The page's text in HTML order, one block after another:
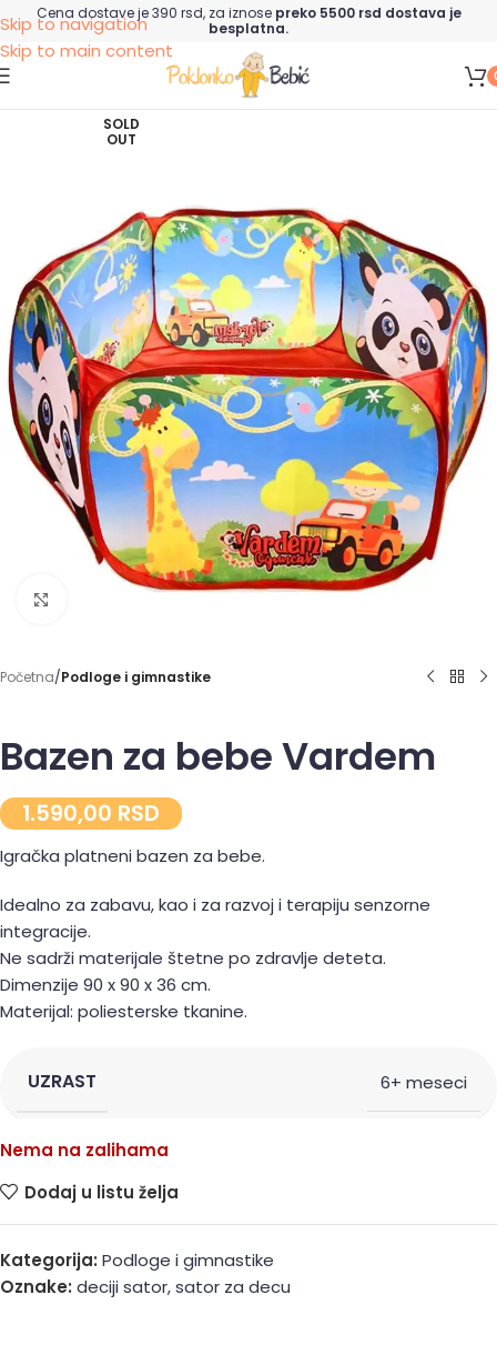
Skip to navigation
Skip to main content
Cena dostave je 390 rsd, za iznose preko 5500 rsd dostava je
besplatna.
SOLD
OUT
Click to enlarge
Početna Podloge i gimnastike
Bazen za bebe Vardem
1.590,00 RSD
Igračka platneni bazen za bebe.
Idealno za zabavu, kao i za razvoj i terapiju senzorne
integracije.
Ne sadrži materijale štetne po zdravlje deteta.
Dimenzije 90 x 90 x 36 cm.
Materijal: poliesterske tkanine.
UZRAST 6+ meseci
Nema na zalihama
Dodaj u listu želja
Kategorija: Podloge i gimnastike
Oznake: deciji sator,sator za decu